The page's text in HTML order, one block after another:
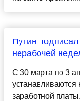
Путин подписал
нерабочей
С 30 марта по 3
устанавливаются
заработной